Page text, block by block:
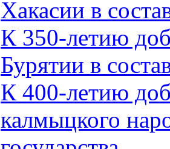
Хакасии в
К 350-летию
Бурятии в
К 400-летию
калмыцкого